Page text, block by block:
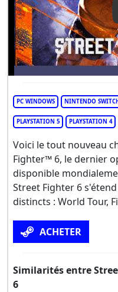
PC WINDOWS NINTENDO
PLAYSTATION 5 PLAYSTATION 4
Voici le tout nouveau
Fighter™ 6, le dernier
disponible
Street Fighter 6
distincts : World Tour,
ACHETER
Similarités entre
6